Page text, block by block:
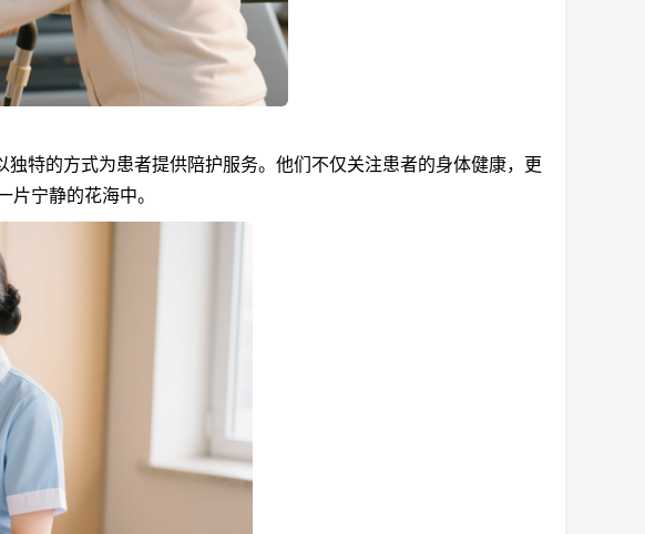
的方式为患者提供陪护服务。他们不仅关注患者的身体健康，更
宁静的花海中。